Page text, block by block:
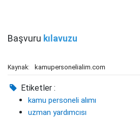
Başvuru kılavuzu
Kaynak: kamupersonelialim.com
Etiketler :
kamu personeli alımı
uzman yardımcısı